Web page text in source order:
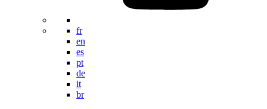
fr
en
es
pt
de
it
br